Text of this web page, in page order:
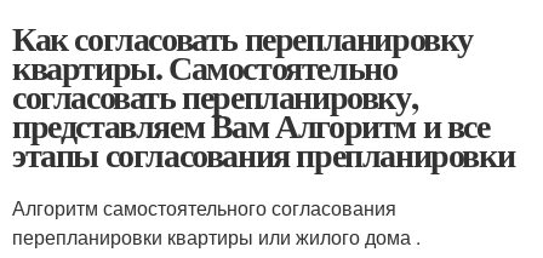
Как согласовать перепланировку
квартиры. Самостоятельно
согласовать перепланировку,
представляем Вам Алгоритм и все
этапы согласования препланировки
Алгоритм самостоятельного согласования
перепланировки квартиры или жилого дома .